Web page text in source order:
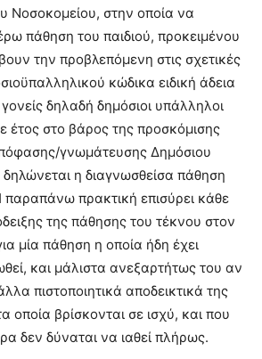
Νοσοκομείου, στην οποία να
πάθηση του παιδιού, προκειμένου
την προβλεπόμενη στις σχετικές
κώδικα ειδική άδεια
δηλαδή δημόσιοι υπάλληλοι
έτος στο βάρος της προσκόμισης
γνωμάτευσης Δημόσιου
η διαγνωσθείσα πάθηση
πρακτική επισύρει κάθε
της πάθησης του τέκνου στον
μία πάθηση η οποία ήδη έχει
και μάλιστα ανεξαρτήτως του αν
πιστοποιητικά αποδεικτικά της
οποία βρίσκονται σε ισχύ, και που
δεν δύναται να ιαθεί πλήρως.